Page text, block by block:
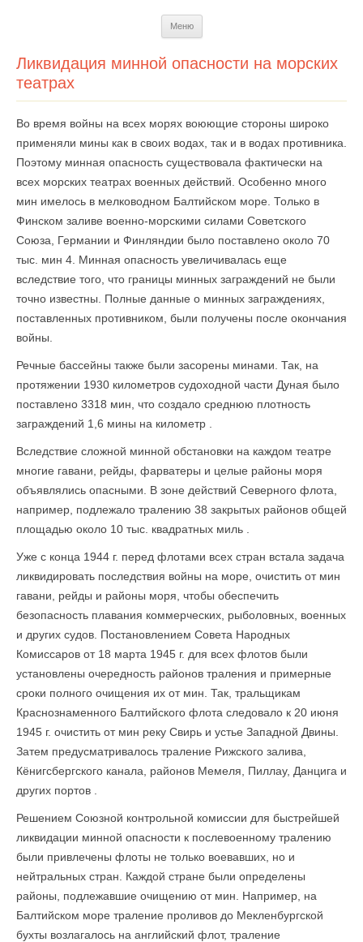
Меню
Ликвидация минной опасности на морских
театрах
Во время войны на всех морях воюющие стороны широко
применяли мины как в своих водах, так и в водах противника.
Поэтому минная опасность существовала фактически на
всех морских театрах военных действий. Особенно много
мин имелось в мелководном Балтийском море. Только в
Финском заливе военно-морскими силами Советского
Союза, Германии и Финляндии было поставлено около 70
тыс. мин 4. Минная опасность увеличивалась еще
вследствие того, что границы минных заграждений не были
точно известны. Полные данные о минных заграждениях,
поставленных противником, были получены после окончания
войны.
Речные бассейны также были засорены минами. Так, на
протяжении 1930 километров судоходной части Дуная было
поставлено 3318 мин, что создало среднюю плотность
заграждений 1,6 мины на километр .
Вследствие сложной минной обстановки на каждом театре
многие гавани, рейды, фарватеры и целые районы моря
объявлялись опасными. В зоне действий Северного флота,
например, подлежало тралению 38 закрытых районов общей
площадью около 10 тыс. квадратных миль .
Уже с конца 1944 г. перед флотами всех стран встала задача
ликвидировать последствия войны на море, очистить от мин
гавани, рейды и районы моря, чтобы обеспечить
безопасность плавания коммерческих, рыболовных, военных
и других судов. Постановлением Совета Народных
Комиссаров от 18 марта 1945 г. для всех флотов были
установлены очередность районов траления и примерные
сроки полного очищения их от мин. Так, тральщикам
Краснознаменного Балтийского флота следовало к 20 июня
1945 г. очистить от мин реку Свирь и устье Западной Двины.
Затем предусматривалось траление Рижского залива,
Кёнигсбергского канала, районов Мемеля, Пиллау, Данцига и
других портов .
Решением Союзной контрольной комиссии для быстрейшей
ликвидации минной опасности к послевоенному тралению
были привлечены флоты не только воевавших, но и
нейтральных стран. Каждой стране были определены
районы, подлежавшие очищению от мин. Например, на
Балтийском море траление проливов до Мекленбургской
бухты возлагалось на английский флот, траление